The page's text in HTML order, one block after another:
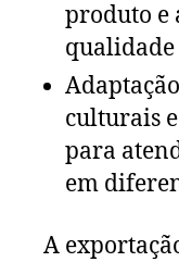
produto e
culturais
para
em
A